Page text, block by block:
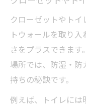
クローゼットやト
トウォールを取り
さをプラスできま
場所では、防湿・
持ちの秘訣です。
例えば、トイレには